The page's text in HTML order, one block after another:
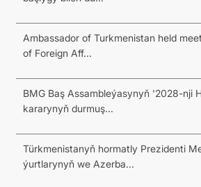
Ambassador of Turkmenistan held
of Foreign Aff...
BMG Baş Assambleýasynyň '2028-nji
kararynyň durmuş...
Türkmenistanyň hormatly Prezidenti
ýurtlarynyň we Azerba...